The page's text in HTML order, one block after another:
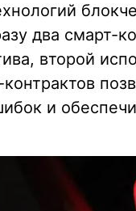
два смарт-
второй
и